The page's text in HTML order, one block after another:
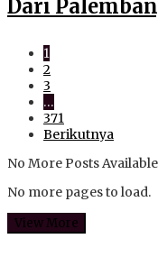
Dari
1
2
3
…
371
Berikutnya
No More Posts
No more pages to load.
View More